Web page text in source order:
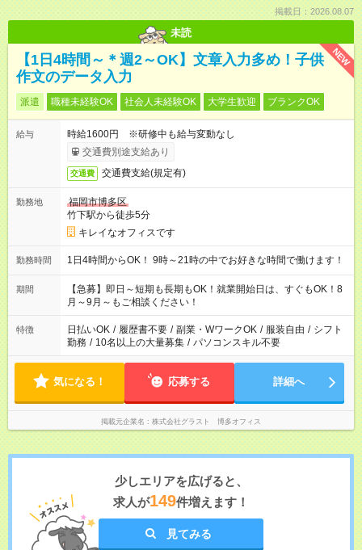
掲載日：2026.08.07
未読
NEW
【1日4時間～＊週2～OK】文章入力多め！子供
作文のデータ入力
派遣 職種未経験OK 社会人未経験OK 大学生歓迎 ブランクOK
給与
時給1600円 ※研修中も給与変動なし
交通費別途支給あり
交通費 交通費支給(規定有)
勤務地
福岡市博多区
竹下駅から徒歩5分
キレイなオフィスです
勤務時間 1日4時間からOK！ 9時～21時の中でお好きな時間で働けます！
期間
【急募】即日～短期も長期もOK！就業開始日は、すぐもOK！8
月～9月～もご相談ください！
特徴 日払いOK / 履歴書不要 / 副業・WワークOK / 服装自由 / シフト
勤務 / 10名以上の大量募集 / パソコンスキル不要
気になる！ 応募する 詳細へ
掲載元企業名 株式会社グラスト 博多オフィス
少しエリアを広げると、
求人が149件増えます！
見てみる